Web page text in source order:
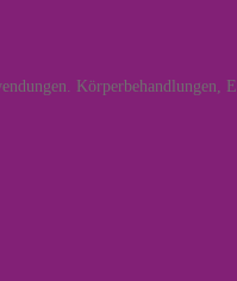
Körperbehandlungen,